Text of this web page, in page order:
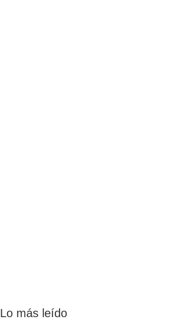
Lo más leído